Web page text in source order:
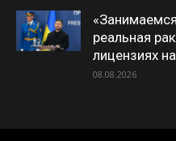
реальная
лицензиях
08.08.2026